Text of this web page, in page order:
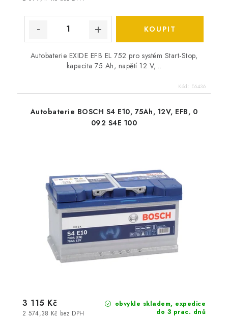
Autobaterie EXIDE EFB EL 752 pro systém Start-Stop,
kapacita 75 Ah, napětí 12 V,...
Kód: E6436
Autobaterie BOSCH S4 E10, 75Ah, 12V, EFB, 0
092 S4E 100
obvykle skladem, expedice
do 3 prac. dnů
2 574,38 Kč bez DPH
3 115 Kč